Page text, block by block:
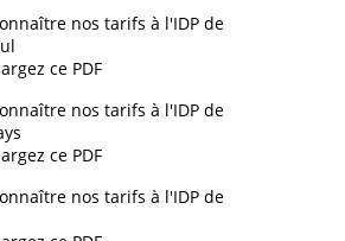
nos tarifs à l'IDP de
ce PDF
nos tarifs à l'IDP de
ce PDF
nos tarifs à l'IDP de